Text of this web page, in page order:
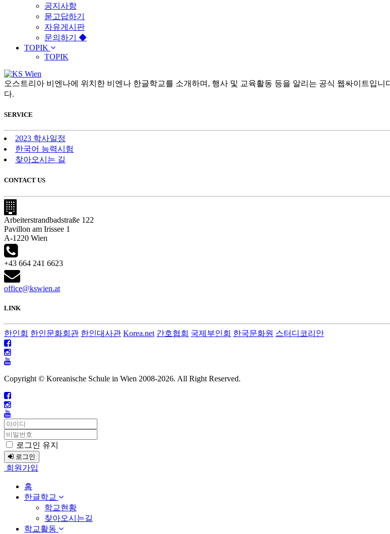
공지사항
묻고답하기
자유게시판
문의하기 ◆
TOPIK
TOPIK
오스트리아 비엔나에 위치한 비엔나 한글학교를 소개하며, 행사 및 교육활동 등을 알리는 공식 웹싸이트입니
다.
SERVICE
2023 학사일정
한국어 능력시험
찾아오시는 길
CONTACT US
Arbeiterstrandbadstraße 122
Pavillon am Irissee 1
A-1220 Wien
+43 664 241 6623
office@kswien.at
LINK
한인회 한인문화회관 한인대사관 Korea.net 간호협회 국제부인회 한국문화원 스터디코리안
Copyright © Koreanische Schule in Wien 2008-2026. All Right Reserved.
로그인 유지
로그인
회원가입
홈
한글학교
학교현황
찾아오시는길
학교활동